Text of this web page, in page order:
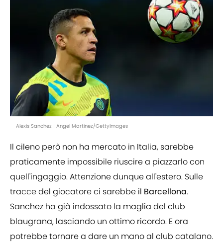
Alexis Sanchez | Angel Martinez/GettyImages
Il cileno però non ha mercato in Italia, sarebbe
praticamente impossibile riuscire a piazzarlo con
quell'ingaggio. Attenzione dunque all'estero. Sulle
tracce del giocatore ci sarebbe il Barcellona.
Sanchez ha già indossato la maglia del club
blaugrana, lasciando un ottimo ricordo. E ora
potrebbe tornare a dare un mano al club catalano.